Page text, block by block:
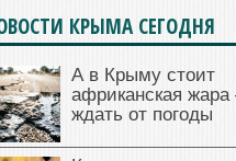
КРЫМА СЕГОДНЯ
А в Крыму стоит
африканская
ждать от погоды